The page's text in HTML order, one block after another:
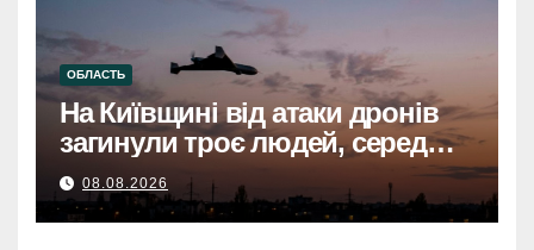
ОБЛАСТЬ
На Київщині від атаки дронів
загинули троє людей, серед
них дитинаНа Київщині
загинули троє, серед них
дитина, через атаку дронів
08.08.2026